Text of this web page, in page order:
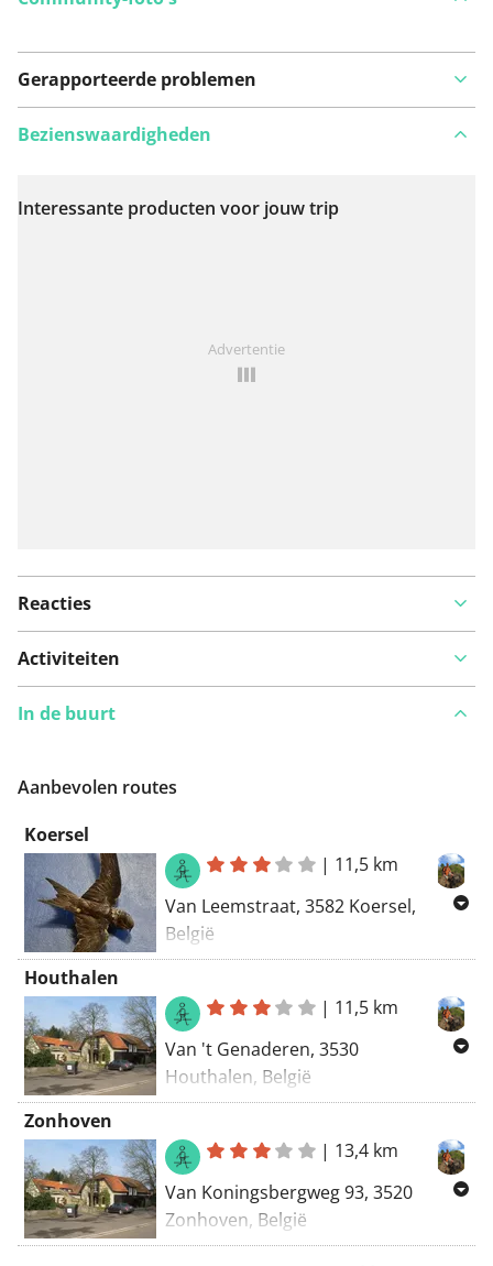
Gerapporteerde problemen
Bekijk op kaart
Bezienswaardigheden
Interessante producten voor jouw trip
Advertentie
Reacties
Activiteiten
In de buurt
Aanbevolen routes
Koersel
| 11,5 km
Van Leemstraat, 3582 Koersel,
België
Naar Leemstraat, 3582 Koersel,
Routering Wandel - mooiste
Houthalen
| 11,5 km
Van 't Genaderen, 3530
Houthalen, België
Naar 't Genaderen, 3530 Houthalen,
Routering Wandel - mooiste
Zonhoven
| 13,4 km
Van Koningsbergweg 93, 3520
Zonhoven, België
Naar Holsteenweg 30, 3520